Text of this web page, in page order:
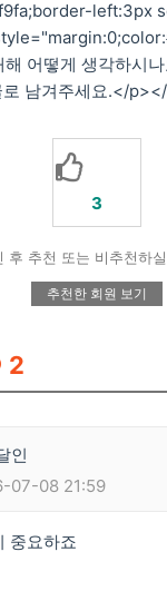
left:3px
어떻게 생각하시
로 남겨주세요.</
3
후 추천 또는 비추천하
추천한 회원 보기
2
인
07-08 21:59
중요하죠